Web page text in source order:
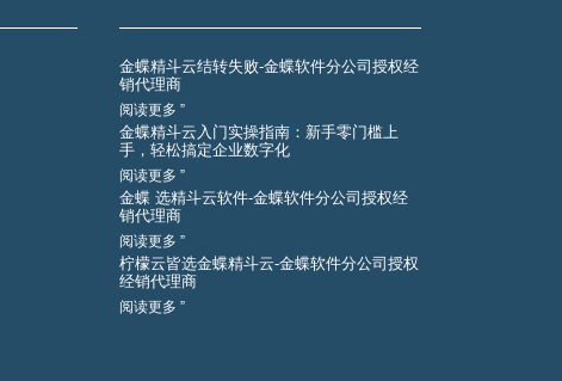
金蝶精斗云结转失败-金蝶软件分公司授权经
销代理商
阅读更多 ”
金蝶精斗云入门实操指南：新手零门槛上
手，轻松搞定企业数字化
阅读更多 ”
金蝶 选精斗云软件-金蝶软件分公司授权经
销代理商
阅读更多 ”
柠檬云皆选金蝶精斗云-金蝶软件分公司授权
经销代理商
阅读更多 ”